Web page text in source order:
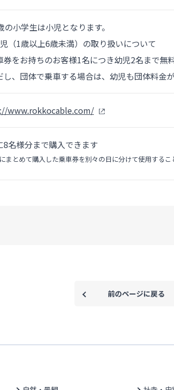
小学生は小児となります。
（1歳以上6歳未満）の取り扱いについて
をお持ちのお客様1名につき幼児2名まで無料
、団体で乗車する場合は、幼児も団体料金が
www.rokkocable.com/
8名様分まで購入できます
まとめて購入した乗車券を別々の日に分けて使用するこ
前のページに戻る